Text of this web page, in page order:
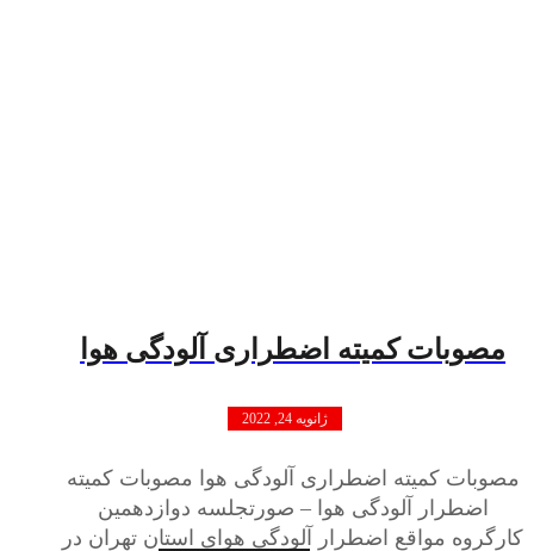
مصوبات کمیته اضطراری آلودگی هوا
ژانویه 24, 2022
مصوبات کمیته اضطراری آلودگی هوا مصوبات کمیته
اضطرار آلودگی هوا – صورتجلسه دوازدهمين
کارگروه مواقع اضطرار آلودگی هوای استان تهران در